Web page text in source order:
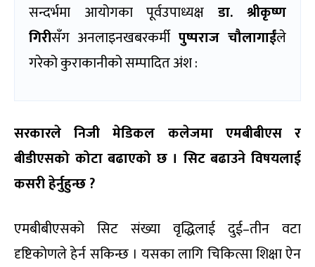
सन्दर्भमा आयोगका पूर्वउपाध्यक्ष डा. श्रीकृष्ण
गिरीसँग अनलाइनखबरकर्मी पुष्पराज चौलागाईंले
गरेको कुराकानीको सम्पादित अंश :
सरकारले निजी मेडिकल कलेजमा एमबीबीएस र
बीडीएसको कोटा बढाएको छ । सिट बढाउने विषयलाई
कसरी हेर्नुहुन्छ ?
एमबीबीएसको सिट संख्या वृद्धिलाई दुई–तीन वटा
दृष्टिकोणले हेर्न सकिन्छ । यसका लागि चिकित्सा शिक्षा ऐन